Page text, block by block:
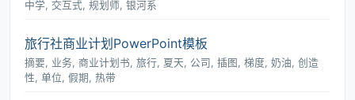
中学, 交互式, 规划师, 银河系
旅行社商业计划PowerPoint模板
摘要, 业务, 商业计划书, 旅行, 夏天, 公司, 插图, 梯度, 奶油, 创造
性, 单位, 假期, 热带